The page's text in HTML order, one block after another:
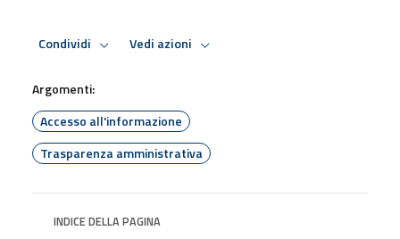
Condividi Vedi azioni
Argomenti:
Accesso all'informazione
Trasparenza amministrativa
INDICE DELLA PAGINA